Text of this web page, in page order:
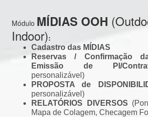
Módulo MÍDIAS OOH
Indoor):
Cadastro das MÍDIAS
Reservas / Confirmação
Emissão de PI/
personalizável)
PROPOSTA de
personalizável)
RELATÓRIOS DIVERSOS
Mapa de Colagem, Checagem